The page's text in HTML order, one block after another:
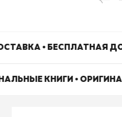
• БЕСПЛАТНАЯ
КНИГИ •